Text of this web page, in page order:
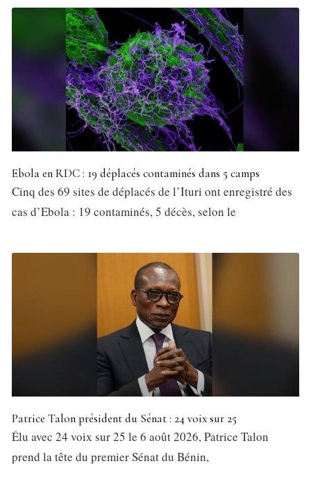
Ebola en RDC : 19 déplacés contaminés dans 5 camps
Cinq des 69 sites de déplacés de l’Ituri ont enregistré des
cas d’Ebola : 19 contaminés, 5 décès, selon le
Patrice Talon président du Sénat : 24 voix sur 25
Élu avec 24 voix sur 25 le 6 août 2026, Patrice Talon
prend la tête du premier Sénat du Bénin,